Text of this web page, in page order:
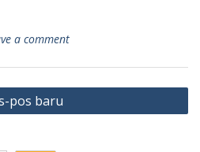
a comment
pos baru